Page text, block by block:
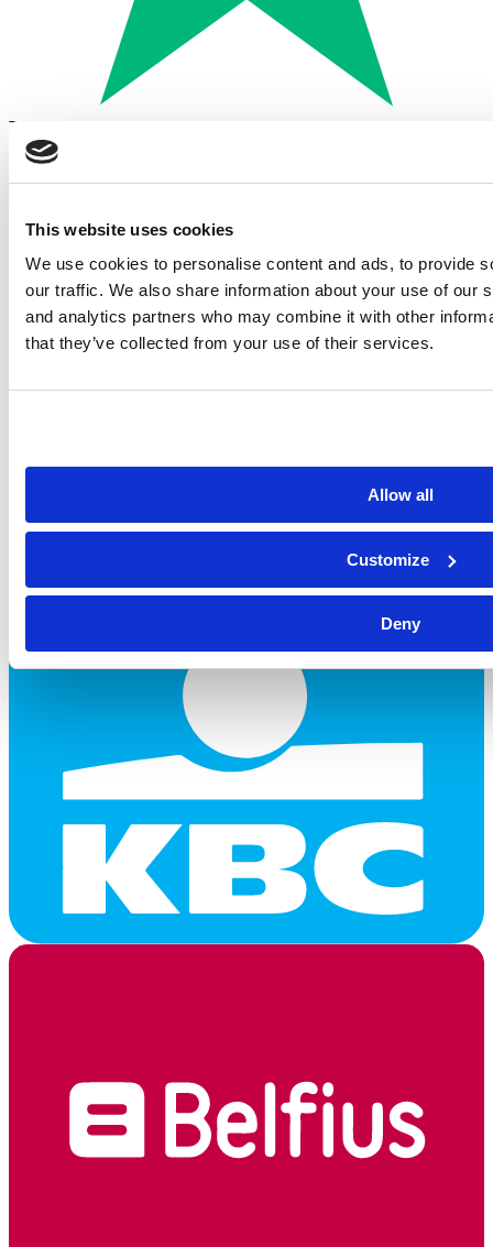
This website uses cookies
We use cookies to personalise content and ads, to provide
our traffic. We also share information about your use of our
and analytics partners who may combine it with other
that they’ve collected from your use of their services.
Allow all
Customize
Deny
Trustpilot
Betalen met: